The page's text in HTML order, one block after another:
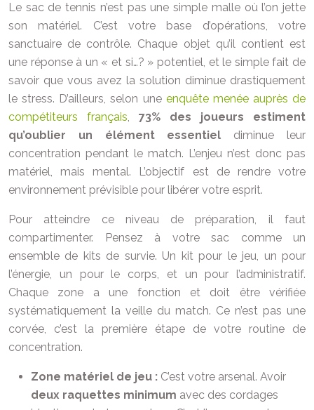
Le sac de tennis n’est pas une simple malle où l’on jette
son matériel. C’est votre base d’opérations, votre
sanctuaire de contrôle. Chaque objet qu’il contient est
une réponse à un « et si…? » potentiel, et le simple fait de
savoir que vous avez la solution diminue drastiquement
le stress. D’ailleurs, selon une enquête menée auprès de
compétiteurs français, 73% des joueurs estiment
qu’oublier un élément essentiel diminue leur
concentration pendant le match. L’enjeu n’est donc pas
matériel, mais mental. L’objectif est de rendre votre
environnement prévisible pour libérer votre esprit.
Pour atteindre ce niveau de préparation, il faut
compartimenter. Pensez à votre sac comme un
ensemble de kits de survie. Un kit pour le jeu, un pour
l’énergie, un pour le corps, et un pour l’administratif.
Chaque zone a une fonction et doit être vérifiée
systématiquement la veille du match. Ce n’est pas une
corvée, c’est la première étape de votre routine de
concentration.
Zone matériel de jeu : C’est votre arsenal. Avoir
deux raquettes minimum avec des cordages